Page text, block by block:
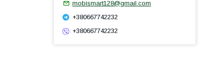
mobismart128@gmail.com
+380667742232
+380667742232